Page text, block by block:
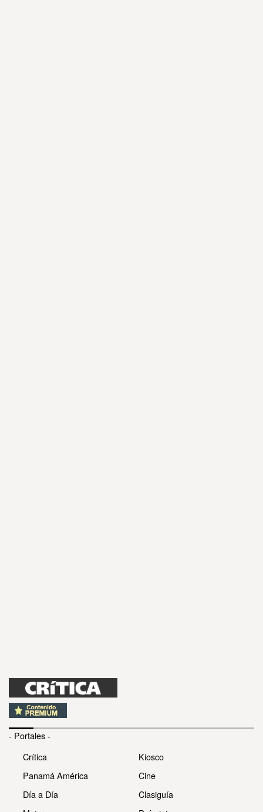
- Portales -
Crítica
Panamá América
Día a Día
Kiosco
Cine
Clasiguía